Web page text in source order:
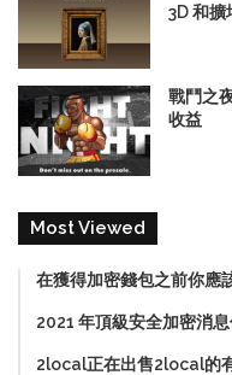
3D 和擴
戰鬥之
收益
Most Viewed
在獲得加密錢包之前你應
2021 年頂級安全加密消
2local正在出售2local的